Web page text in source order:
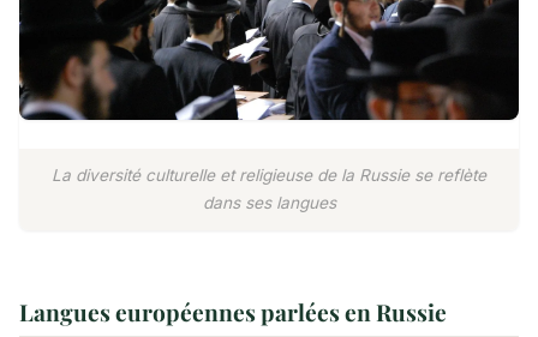
La diversité culturelle et religieuse de la Russie se reflète
dans ses langues
Langues européennes parlées en Russie